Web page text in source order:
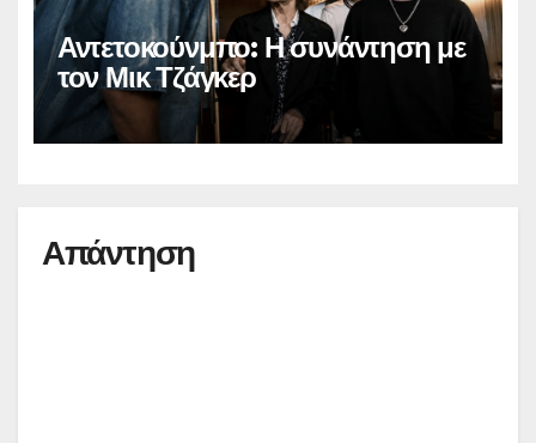
Αντετοκούνμπο: Η συνάντηση με
τον Μικ Τζάγκερ
Απάντηση